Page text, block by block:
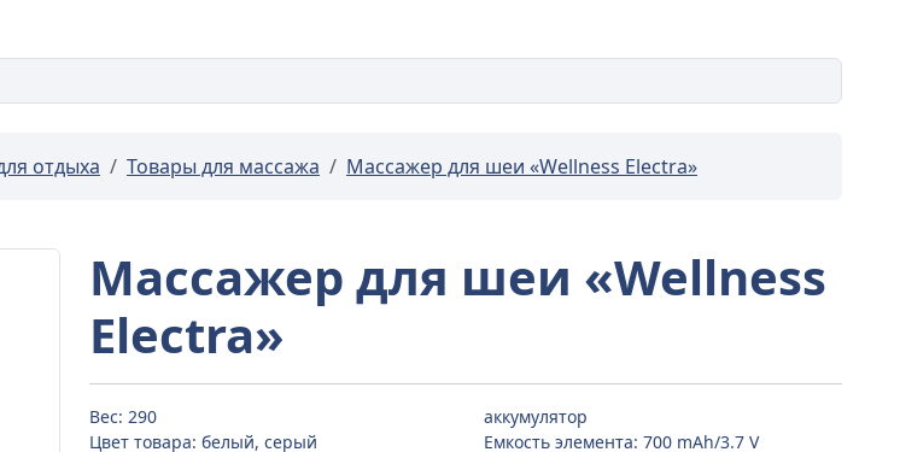
отдыха Товары для массажа Массажер для шеи «Wellness Electra»
Массажер для шеи «Wellness
Electra»
Вес: 290
Цвет товара: белый, серый
аккумулятор
Емкость элемента: 700 mAh/3.7 V